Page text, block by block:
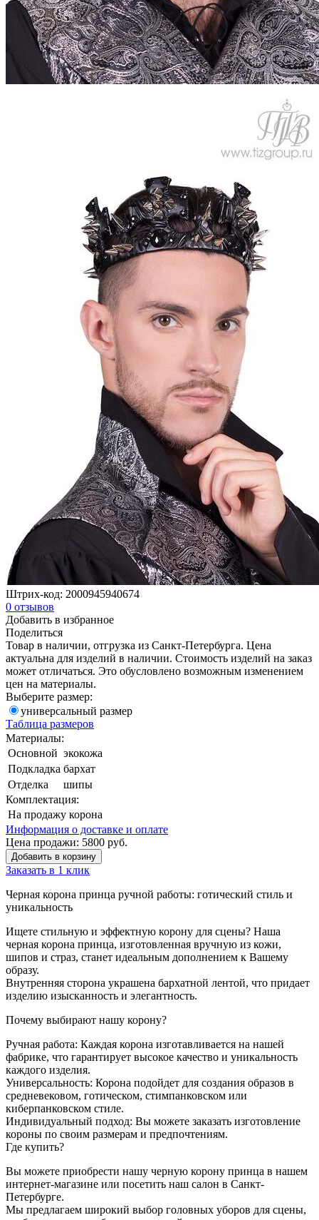
Штрих-код: 2000945940674
0 отзывов
Добавить в избранное
Поделиться
Товар в наличии, отгрузка из Санкт-Петербурга. Цена
актуальна для изделий в наличии. Стоимость изделий на заказ
может отличаться. Это обусловлено возможным изменением
цен на материалы.
Выберите размер:
универсальный размер
Таблица размеров
Материалы:
Основной экокожа
Подкладка бархат
Отделка
шипы
Комплектация:
На продажу корона
Информация о доставке и оплате
Цена продажи: 5800 руб.
Добавить в корзину
Заказать в 1 клик
Черная корона принца ручной работы: готический стиль и
уникальность
Ищете стильную и эффектную корону для сцены? Наша
черная корона принца, изготовленная вручную из кожи,
шипов и страз, станет идеальным дополнением к Вашему
образу.
Внутренняя сторона украшена бархатной лентой, что придает
изделию изысканность и элегантность.
Почему выбирают нашу корону?
Ручная работа: Каждая корона изготавливается на нашей
фабрике, что гарантирует высокое качество и уникальность
каждого изделия.
Универсальность: Корона подойдет для создания образов в
средневековом, готическом, стимпанковском или
киберпанковском стиле.
Индивидуальный подход: Вы можете заказать изготовление
короны по своим размерам и предпочтениям.
Где купить?
Вы можете приобрести нашу черную корону принца в нашем
интернет-магазине или посетить наш салон в Санкт-
Петербурге.
Мы предлагаем широкий выбор головных уборов для сцены,